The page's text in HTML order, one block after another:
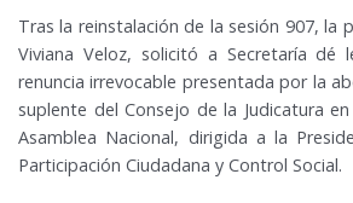
Tras la reinstalación de la sesión 907, la
Viviana Veloz, solicitó a Secretaría dé
renuncia irrevocable presentada por la
suplente del Consejo de la Judicatura
Asamblea Nacional, dirigida a la
Participación Ciudadana y Control Social.